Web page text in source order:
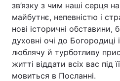
зв’язку з чим наші серця
майбутнє, непевністю і
нові історичні
духовні очі до Богородиці
люблячу й турботливу
житті віддати всіх вас під
мовиться в Посланні.